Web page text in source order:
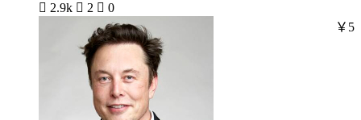
 2.9k  2  0
￥5